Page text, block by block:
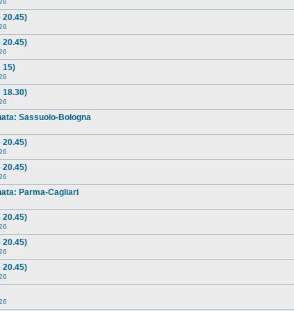
20.45)
20.45)
15)
18.30)
Sassuolo-Bologna
20.45)
20.45)
Parma-Cagliari
20.45)
20.45)
20.45)